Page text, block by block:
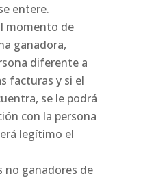
entere.
momento de
ganadora,
diferente a
facturas y si el
se le podrá
con la persona
legítimo el
no ganadores de